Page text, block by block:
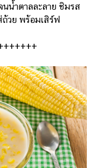
น้ำตาลละลาย ชิมรส
วย พร้อมเสิร์ฟ